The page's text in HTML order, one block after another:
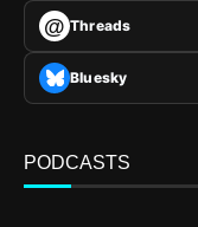
@ Threads
Bluesky
PODCASTS